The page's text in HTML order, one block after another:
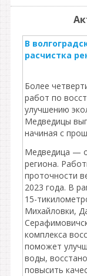
В
расчистка
Более
работ по
улучшению
Медведицы
начиная с
Медведица —
региона.
проточности
2023 года. В
15-
Михайловки,
комплекса
поможет
воды,
повысить